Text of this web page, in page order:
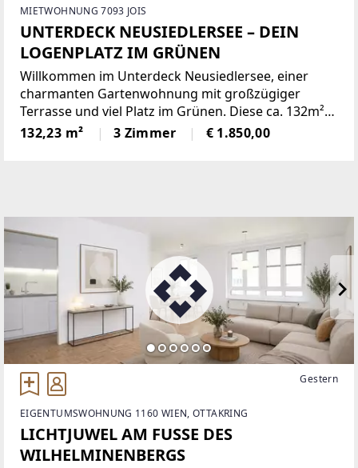
MIETWOHNUNG 7093 JOIS
UNTERDECK NEUSIEDLERSEE – DEIN
LOGENPLATZ IM GRÜNEN
Willkommen im Unterdeck Neusiedlersee, einer
charmanten Gartenwohnung mit großzügiger
Terrasse und viel Platz im Grünen. Diese ca. 132m²
große Wohnung befindet sich im Erdgeschoss eines
gepflegten Zweifamilienhauses in Jois – ruhig
132,23 m² 3 Zimmer € 1.850,00
Gestern
EIGENTUMSWOHNUNG 1160 WIEN, OTTAKRING
LICHTJUWEL AM FUSSE DES
WILHELMINENBERGS